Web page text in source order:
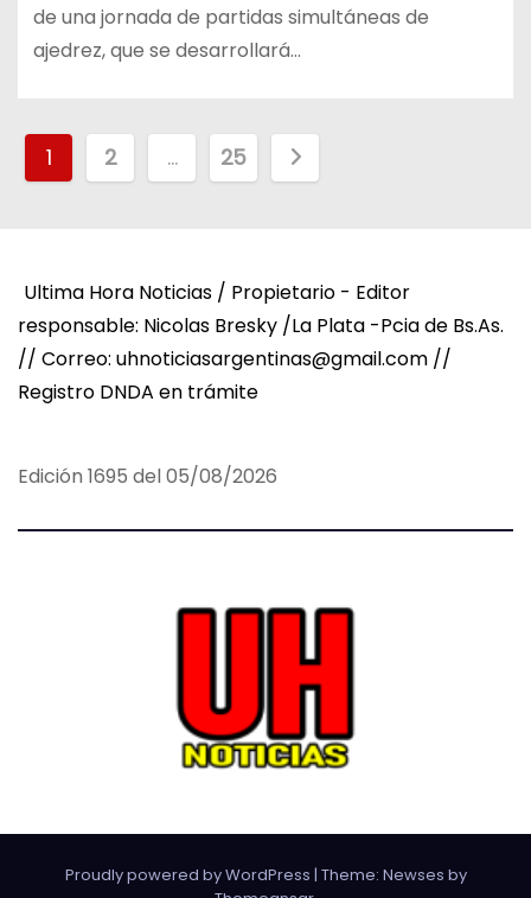
de una jornada de partidas simultáneas de
ajedrez, que se desarrollará…
i
n
a
c
1 2 … 25
Ultima Hora Noticias / Propietario - Editor
responsable: Nicolas Bresky /La Plata -Pcia de Bs.As.
// Correo: uhnoticiasargentinas@gmail.com //
Registro DNDA en trámite
Edición 1695 del 05/08/2026
Proudly powered by WordPress | Theme: Newses by